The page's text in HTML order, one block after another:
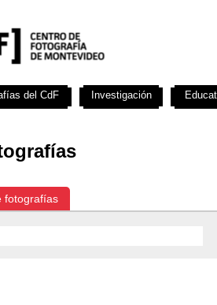
fotografías
del CdF Investigación